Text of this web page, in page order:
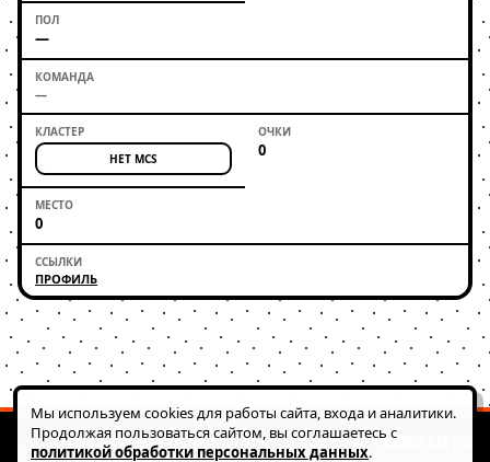
—
—
НЕТ MCS 0
0
ПРОФИЛЬ
РЕКВИЗИТЫ
Мы используем cookies для работы сайта, входа и аналитики.
Продолжая пользоваться сайтом, вы соглашаетесь с
политикой обработки персональных данных.